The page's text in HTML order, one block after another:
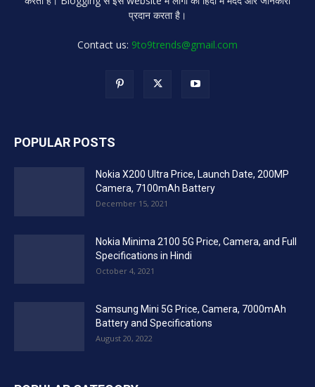
प्रदान करता है।
Contact us: 9to9trends@gmail.com
POPULAR POSTS
Nokia X200 Ultra Price, Launch Date, 200MP
Camera, 7100mAh Battery
December 15, 2021
Nokia Minima 2100 5G Price, Camera, and Full
Specifications in Hindi
October 4, 2021
Samsung Mini 5G Price, Camera, 7000mAh
Battery and Specifications
August 20, 2022